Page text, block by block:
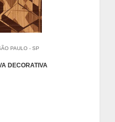
PAULO - SP
DECORATIVA